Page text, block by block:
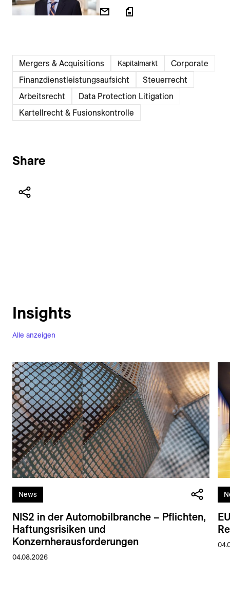
Mergers & Acquisitions Kapitalmarkt
Corporate
Finanzdienstleistungsaufsicht
Steuerrecht
Arbeitsrecht
Data Protection Litigation
Kartellrecht & Fusionskontrolle
Share
Alle anzeigen
Insights
News
NIS2 in der Automobilbranche – Pflichten,
Haftungsrisiken und
Konzernherausforderungen
04.08.2026